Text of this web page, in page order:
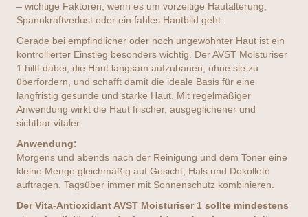
– wichtige Faktoren, wenn es um vorzeitige Hautalterung,
Spannkraftverlust oder ein fahles Hautbild geht.
Gerade bei empfindlicher oder noch ungewohnter Haut ist ein
kontrollierter Einstieg besonders wichtig. Der AVST Moisturiser
1 hilft dabei, die Haut langsam aufzubauen, ohne sie zu
überfordern, und schafft damit die ideale Basis für eine
langfristig gesunde und starke Haut. Mit regelmäßiger
Anwendung wirkt die Haut frischer, ausgeglichener und
sichtbar vitaler.
Anwendung:
Morgens und abends nach der Reinigung und dem Toner eine
kleine Menge gleichmäßig auf Gesicht, Hals und Dekolleté
auftragen. Tagsüber immer mit Sonnenschutz kombinieren.
Der Vita-Antioxidant AVST Moisturiser 1 sollte mindestens